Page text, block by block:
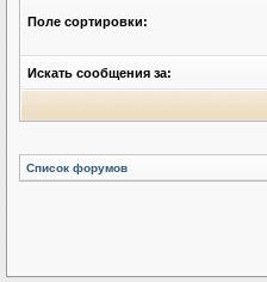
Поле сортировки:
Искать сообщения за:
Список форумов